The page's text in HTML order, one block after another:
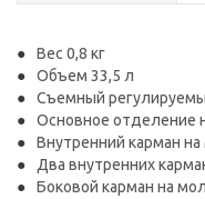
Вес 0,8 кг
Объем 33,5 л
Съемный
Основное отделение
Внутренний карман
Два внутренних
Боковой карман на